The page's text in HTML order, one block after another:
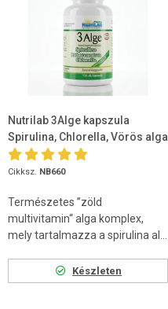
Nutrilab 3Alge kapszula
Spirulina, Chlorella, Vörös alga
120db
Cikksz. NB660
Természetes ”zöld
multivitamin“ alga komplex,
mely tartalmazza a spirulina al...
Készleten